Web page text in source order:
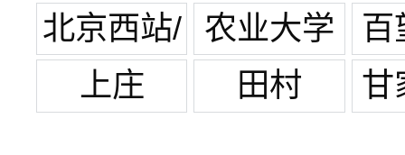
园
北京西站/
军博
农业大学
西区
百
园
上庄 田村 甘